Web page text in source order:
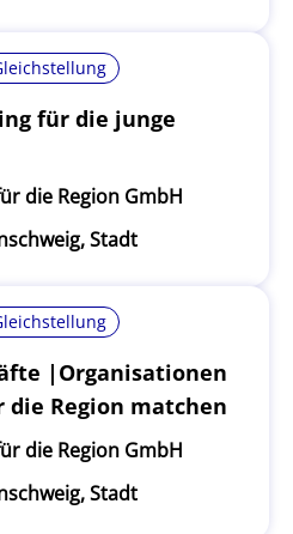
für die junge
die Region GmbH
Stadt
|Organisationen
Region matchen
die Region GmbH
Stadt